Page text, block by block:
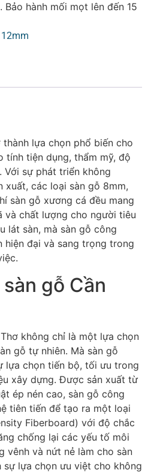
Bảo hành mối mọt lên đến 15
lựa chọn phổ biến cho
tính tiện dụng, thẩm mỹ, độ
Với sự phát triển không
xuất, các loại sàn gỗ 8mm,
sàn gỗ xương cá đều mang
và chất lượng cho người tiêu
lát sàn, mà sàn gỗ công
hiện đại và sang trọng trong
gỗ Cần
không chỉ là một lựa chọn
gỗ tự nhiên. Mà sàn gỗ
lựa chọn tiến bộ, tối ưu trong
xây dựng. Được sản xuất từ
ép nén cao, sàn gỗ công
tiên tiến để tạo ra một loại
Fiberboard) với độ chắc
chống lại các yếu tố môi
vênh và nứt nẻ làm cho sàn
lựa chọn ưu việt cho không